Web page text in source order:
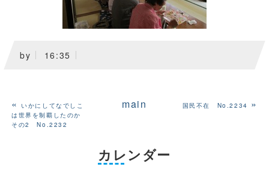
by 16:35
«いかにしてなでしこ
は世界を制覇したのか
その2 No.2232
main 国民不在 No.2234 »
カレンダー